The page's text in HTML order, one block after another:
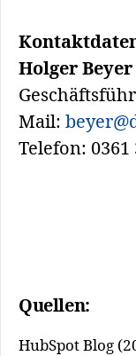
Holger Beyer
Mail:
Telefon: 0361
Quellen:
HubSpot Blog